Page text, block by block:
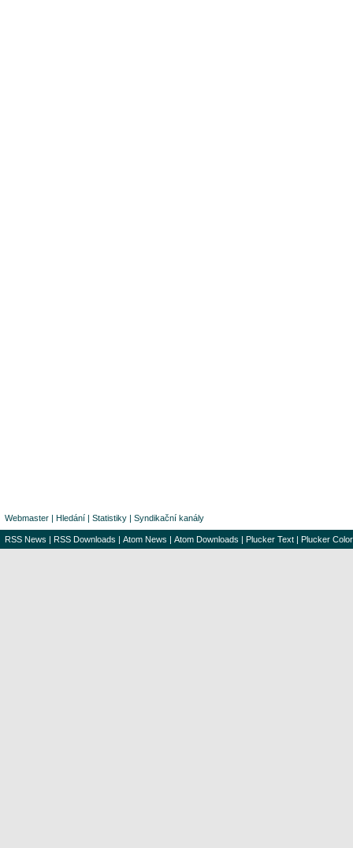
Webmaster | Hledání | Statistiky | Syndikační kanály
RSS News | RSS Downloads | Atom News | Atom Downloads | Plucker Text | Plucker Color